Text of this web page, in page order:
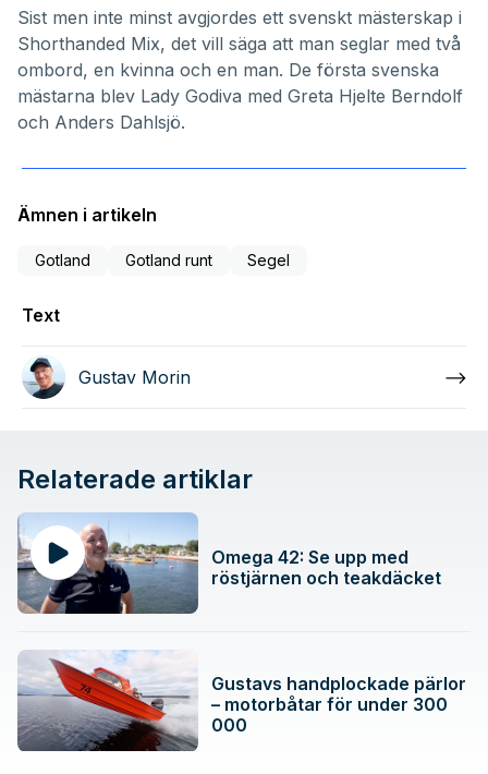
Sist men inte minst avgjordes ett svenskt mästerskap i
Shorthanded Mix, det vill säga att man seglar med två
ombord, en kvinna och en man. De första svenska
mästarna blev Lady Godiva med Greta Hjelte Berndolf
och Anders Dahlsjö.
Ämnen i artikeln
Gotland Gotland runt Segel
Text
Gustav Morin
Relaterade artiklar
Omega 42: Se upp med
röstjärnen och teakdäcket
Gustavs handplockade pärlor
– motorbåtar för under 300
000